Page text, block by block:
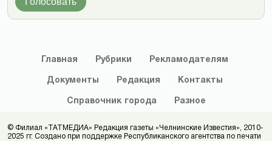
Главная Рубрики Рекламодателям
Документы Редакция Контакты
Справочник города Разное
© Филиал «ТАТМЕДИА» Редакция газеты «Челнинские Известия», 2010-
2025 гг. Создано при поддержке Республиканского агентства по печати